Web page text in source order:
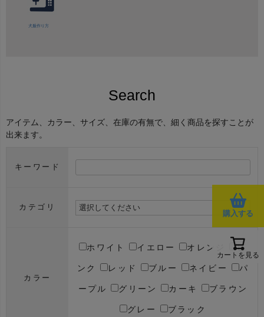
購入する
カートを見る
犬服作り方
Search
アイテム、カラー、サイズ、在庫の有無で、細く商品を探すことが
出来ます。
キーワード
カテゴリ
カラー
ホワイト イエロー オレンジ ピ
ンク レッド ブルー ネイビー パ
ープル グリーン カーキ ブラウン
グレー ブラック